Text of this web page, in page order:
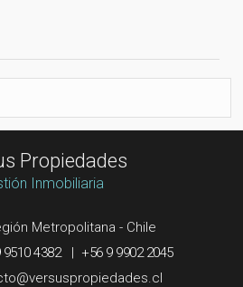
Propiedades
Inmobiliaria
Metropolitana - Chile
9510 4382| +56 9 9902 2045